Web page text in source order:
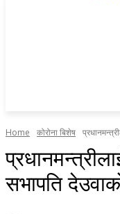
Home कोरोना बिशेष
सभापति